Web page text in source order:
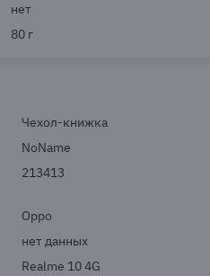
нет
80 г
Чехол-книжка
NoName
213413
Oppo
нет данных
Realme 10 4G